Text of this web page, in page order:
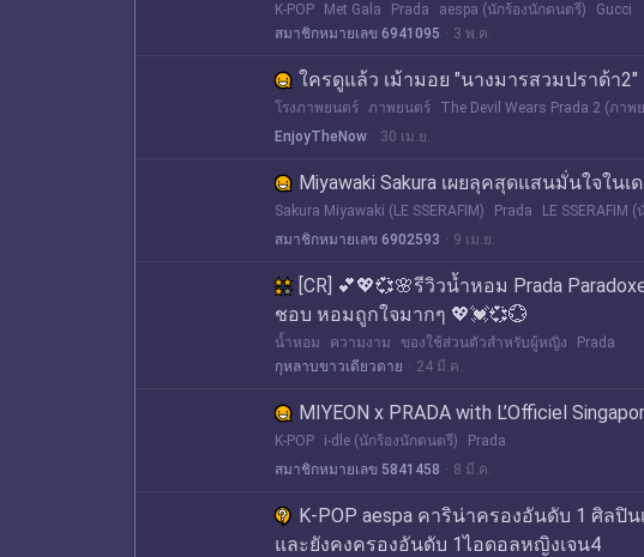
K-POP Met Gala Prada aespa (นักร้องนักดนตรี)
Gucci
สมาชิกหมายเลข 6941095
3 พ.ค.
ใครดูแล้ว เม้ามอย "นางมารสวมปราด้า2"
โรงภาพยนตร์ ภาพยนตร์ The Devil Wears Prada 2 (ภาพ
EnjoyTheNow
30 เม.ย.
Miyawaki Sakura เผยลุคสุดแสนมั่นใจในเ
Sakura Miyawaki (LE SSERAFIM) Prada LE SSERAFIM
สมาชิกหมายเลข 6902593
9 เม.ย.
[CR] 💕💖💞🌸รีวิวน้ำหอม Prada
ชอบ หอมถูกใจมากๆ 💖💓💞💮
น้ำหอม ความงาม ของใช้ส่วนตัวสำหรับผู้หญิง
Prada
กุหลาบขาวเดียวดาย
24 มี.ค.
MIYEON x PRADA with L’Officiel
K-POP i-dle (นักร้องนักดนตรี)
Prada
สมาชิกหมายเลข 5841458
8 มี.ค.
K-POP aespa คาริน่าครองอันดับ 1 ศิลปิ
และยังคงครองอันดับ 1ไอดอลหญิงเจน4